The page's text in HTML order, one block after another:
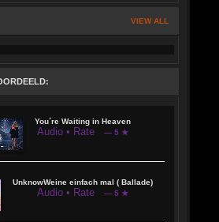
Lebensalter – pointiert, selbstironisch
die oberflächlichen Absichten vieler
tiefgründig, ehrlich, lebensnah – und vor
VIEW ALL
You´re Waiting in Heaven
Audio • Rate — 5 ★
UnknowWeine einfach mal ( Ballade)
Audio • Rate — 5 ★